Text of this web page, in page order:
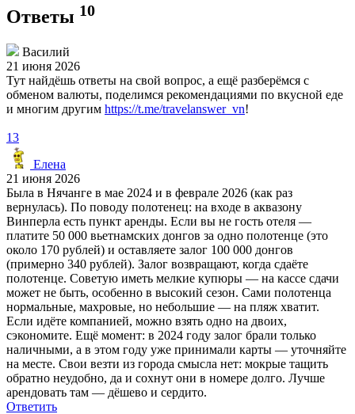
Ответы 10
Василий
21 июня 2026
Тут найдёшь ответы на свой вопрос, а ещё разберёмся с
обменом валюты, поделимся рекомендациями по вкусной еде
и многим другим https://t.me/travelanswer_vn!
13
Елена
21 июня 2026
Была в Нячанге в мае 2024 и в феврале 2026 (как раз
вернулась). По поводу полотенец: на входе в аквазону
Винперла есть пункт аренды. Если вы не гость отеля —
платите 50 000 вьетнамских донгов за одно полотенце (это
около 170 рублей) и оставляете залог 100 000 донгов
(примерно 340 рублей). Залог возвращают, когда сдаёте
полотенце. Советую иметь мелкие купюры — на кассе сдачи
может не быть, особенно в высокий сезон. Сами полотенца
нормальные, махровые, но небольшие — на пляж хватит.
Если идёте компанией, можно взять одно на двоих,
сэкономите. Ещё момент: в 2024 году залог брали только
наличными, а в этом году уже принимали карты — уточняйте
на месте. Свои везти из города смысла нет: мокрые тащить
обратно неудобно, да и сохнут они в номере долго. Лучше
арендовать там — дёшево и сердито.
Ответить